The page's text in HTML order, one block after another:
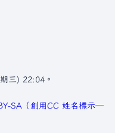
三) 22:04。
SA（創用CC 姓名標示─